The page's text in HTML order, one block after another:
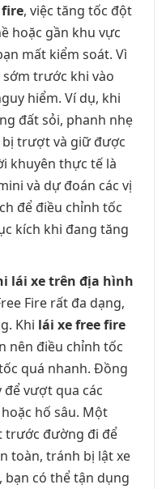
fire, việc tăng tốc đột
hoặc gần khu vực
mất kiểm soát. Vì
sớm trước khi vào
hiểm. Ví dụ, khi
đất sỏi, phanh nhẹ
bị trượt và giữ được
khuyên thực tế là
và dự đoán các vị
để điều chỉnh tốc
kích khi đang tăng
lái xe trên địa hình
Fire rất đa dạng,
Khi lái xe free fire
nên điều chỉnh tốc
quá nhanh. Đồng
vượt qua các
hố sâu. Một
trước đường đi để
toàn, tránh bị lật xe
bạn có thể tận dụng